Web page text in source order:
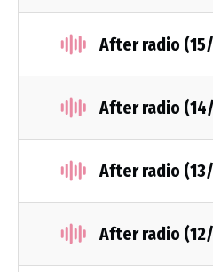
After radio
After radio
After radio
After radio